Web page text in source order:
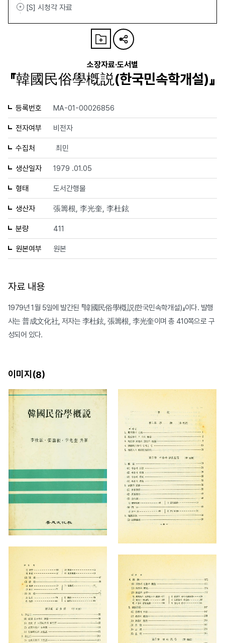
[S] 시청각 자료
소장자료·도서별
『韓國民俗學槪説(한국민속학개설)』
등록번호 MA-01-00026856
전자여부 비전자
수집처 최민
생산일자 1979 .01.05
형태 도서간행물
생산자 張籌根, 李光奎, 李杜鉉
분량 411
원본여부 원본
자료 내용
1979년 1월 5일에 발간된 『韓國民俗學槪説(한국민속학개설)』이다. 발행
사는 普成文化社, 저자는 李杜鉉, 張籌根, 李光奎이며 총 410쪽으로 구
성되어 있다.
이미지(8)